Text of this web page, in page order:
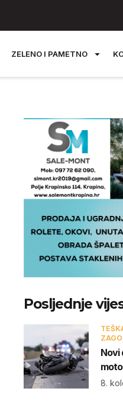
ZELENO I PAMETNO
Posljednje
Novi
8.